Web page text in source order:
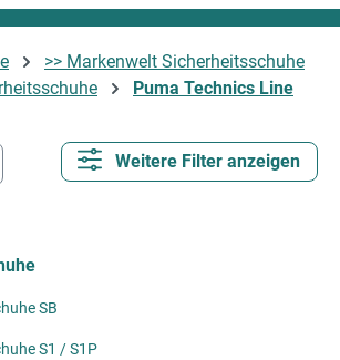
>> Markenwelt Sicherheitsschuhe
Puma Technics Line
Weitere Filter anzeigen
SB
S1 / S1P